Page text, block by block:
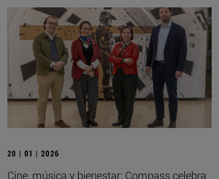
20 | 01 | 2026
Cine, música y bienestar: Compass celebra